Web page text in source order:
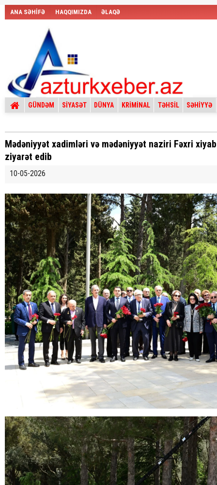
ANA SƏHİFƏ HAQQIMIZDA ƏLAQƏ
GÜNDƏM SİYASƏT DÜNYA KRİMİNAL TƏHSİL SƏHİYYƏ
Mədəniyyət xadimləri və mədəniyyət naziri Fəxri
ziyarət edib
10-05-2026